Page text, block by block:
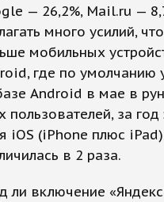
— 26,2%, Mail.ru —
много усилий,
мобильных
где по умолчанию
Android в мае в
пользователей, за
iOS (iPhone плюс
в 2 раза.
ли включение